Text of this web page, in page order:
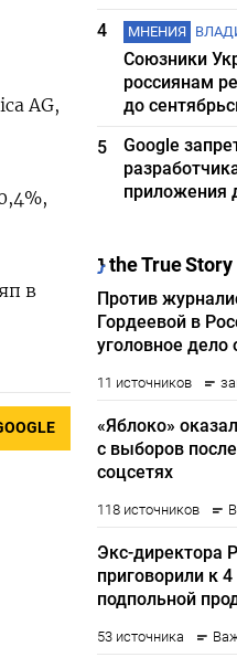
AG,
в
4
МНЕНИЯ
Союзники
россиянам
до
5
Google
приложения